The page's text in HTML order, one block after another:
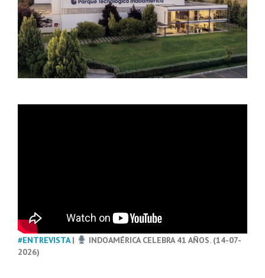
#ENTREVISTA|
INDOAMÉRICA CELEBRA 41 AÑOS. (14-07-
2026)